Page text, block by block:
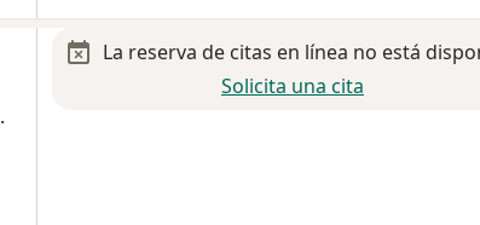
·
La reserva de citas en línea no está
Solicita una cita